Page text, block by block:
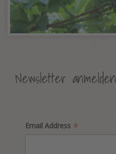
Newsletter anmelden
Email Address *